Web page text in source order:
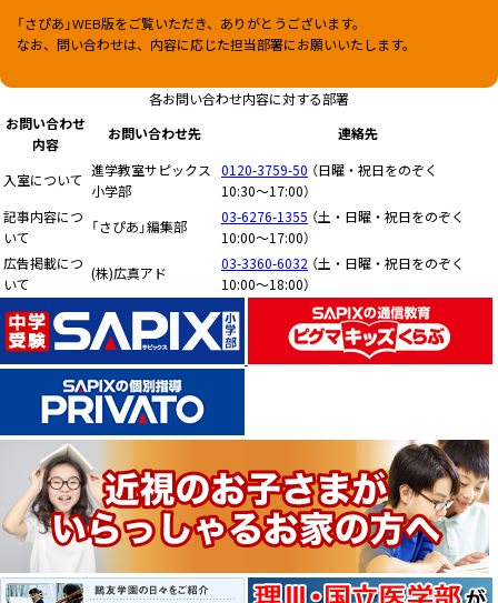
「さぴあ」WEB版をご覧いただき、ありがとうございます。
なお、問い合わせは、内容に応じた担当部署にお願いいたします。
各お問い合わせ内容に対する部署
お問い合わせ
内容
お問い合わせ先 連絡先
入室について
進学教室サピックス
小学部
0120-3759-50 （日曜・祝日をのぞく
10:30〜17:00）
記事内容につ
いて
「さぴあ」編集部
03-6276-1355 （土・日曜・祝日をのぞく
10:00〜17:00）
広告掲載につ
いて
(株)広真アド
03-3360-6032 （土・日曜・祝日をのぞく
10:00〜18:00）